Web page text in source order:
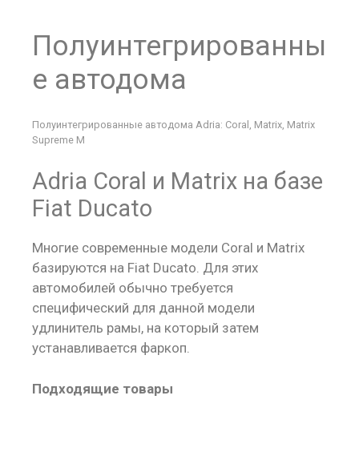
Полуинтегрированны
е автодома
Полуинтегрированные автодома Adria: Coral, Matrix, Matrix
Supreme M
Adria Coral и Matrix на базе
Fiat Ducato
Многие современные модели Coral и Matrix
базируются на Fiat Ducato. Для этих
автомобилей обычно требуется
специфический для данной модели
удлинитель рамы, на который затем
устанавливается фаркоп.
Подходящие товары